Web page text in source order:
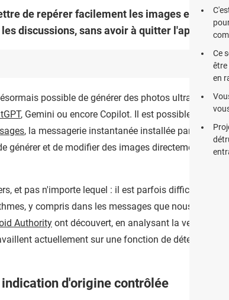
de repérer facilement les images et
discussions, sans avoir à quitter
possible de générer des photos ultra-
, Gemini ou encore Copilot. Il est possible
, la messagerie instantanée installée par défaut
et de modifier des images directement dans
et pas n'importe lequel : il est parfois difficile de
y compris dans les messages que nous
Authority ont découvert, en analysant la version
actuellement sur une fonction de détection des
indication d'origine contrôlée
Ce
être
en